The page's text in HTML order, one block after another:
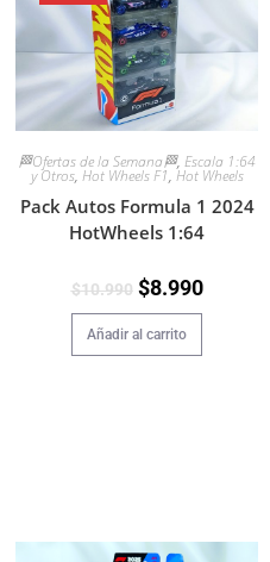
🏁Ofertas de la Semana🏁, Escala 1:64
y Otros, Hot Wheels F1, Hot Wheels
Pack Autos Formula 1 2024
HotWheels 1:64
$10.990 $8.990
Añadir al carrito